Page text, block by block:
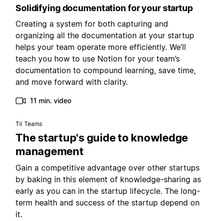
Solidifying documentation for your startup
Creating a system for both capturing and
organizing all the documentation at your startup
helps your team operate more efficiently. We’ll
teach you how to use Notion for your team’s
documentation to compound learning, save time,
and move forward with clarity.
11 min. video
Til Teams
The startup's guide to knowledge
management
Gain a competitive advantage over other startups
by baking in this element of knowledge-sharing as
early as you can in the startup lifecycle. The long-
term health and success of the startup depend on
it.